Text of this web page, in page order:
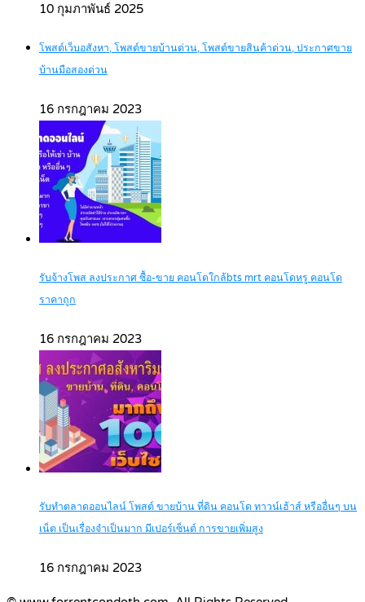
10 กุมภาพันธ์ 2025
โพสต์เว็บอสังหา, โพสต์ขายบ้านด่วน, โพสต์ขายสินค้าด่วน, ประกาศขาย
บ้านมือสองด่วน
16 กรกฎาคม 2023
รับจ้างโพส ลงประกาศ ซื้อ-ขาย คอนโดใกล้bts mrt คอนโดหรู คอนโด
ราคาถูก
16 กรกฎาคม 2023
รับทำตลาดออนไลน์ โพสต์ ขายบ้าน ที่ดิน คอนโด ทาวน์เฮ้าส์ หรืออื่นๆ บน
เน็ต เป็นเรื่องจำเป็นมาก มีเปอร์เซ็นต์ การขายเพิ่มสูง
16 กรกฎาคม 2023